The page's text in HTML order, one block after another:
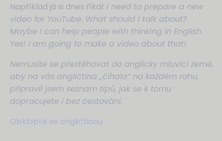
Například já si dnes říkal: I need to prepare a new
video for YouTube. What should I talk about?
Maybe I can help people with thinking in English.
Yes! I am going to make a video about that!
Nemusíte se přestěhovat do anglicky mluvící země,
aby na vás angličtina „číhala“ na každém rohu,
připravil jsem seznam tipů, jak se k tomu
dopracujete i bez cestování.
Obklopte se angličtinou